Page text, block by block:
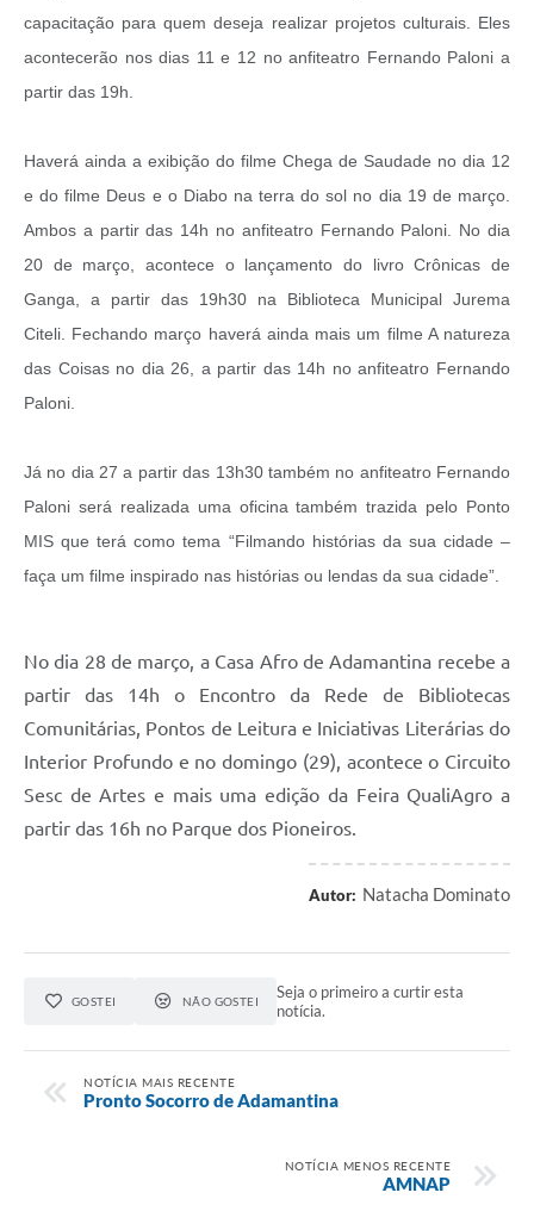
capacitação para quem deseja realizar projetos culturais. Eles
acontecerão nos dias 11 e 12 no anfiteatro Fernando Paloni a
partir das 19h.
Haverá ainda a exibição do filme Chega de Saudade no dia 12
e do filme Deus e o Diabo na terra do sol no dia 19 de março.
Ambos a partir das 14h no anfiteatro Fernando Paloni. No dia
20 de março, acontece o lançamento do livro Crônicas de
Ganga, a partir das 19h30 na Biblioteca Municipal Jurema
Citeli. Fechando março haverá ainda mais um filme A natureza
das Coisas no dia 26, a partir das 14h no anfiteatro Fernando
Paloni.
Já no dia 27 a partir das 13h30 também no anfiteatro Fernando
Paloni será realizada uma oficina também trazida pelo Ponto
MIS que terá como tema “Filmando histórias da sua cidade –
faça um filme inspirado nas histórias ou lendas da sua cidade”.
No dia 28 de março, a Casa Afro de Adamantina recebe a
partir das 14h o Encontro da Rede de Bibliotecas
Comunitárias, Pontos de Leitura e Iniciativas Literárias do
Interior Profundo e no domingo (29), acontece o Circuito
Sesc de Artes e mais uma edição da Feira QualiAgro a
partir das 16h no Parque dos Pioneiros.
Autor: Natacha Dominato
GOSTEI NÃO GOSTEI
Seja o primeiro a curtir esta
notícia.
NOTÍCIA MAIS RECENTE
Pronto Socorro de Adamantina
NOTÍCIA MENOS RECENTE
AMNAP